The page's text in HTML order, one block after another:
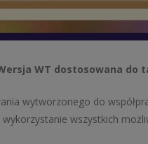
WT dostosowana do
wytworzonego do
wszystkich